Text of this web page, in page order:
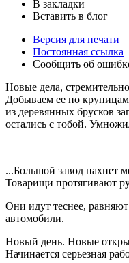
В закладки
Вставить в блог
Версия для печати
Постоянная ссылка
Сообщить об
Новые дела,
Добываем ее по
из деревянных брусков
остались с тобой.
...Большой завод пахнет
Товарищи протягивают
Они идут теснее, равняют
автомобили.
Новый день. Новые
Начинается серьезная